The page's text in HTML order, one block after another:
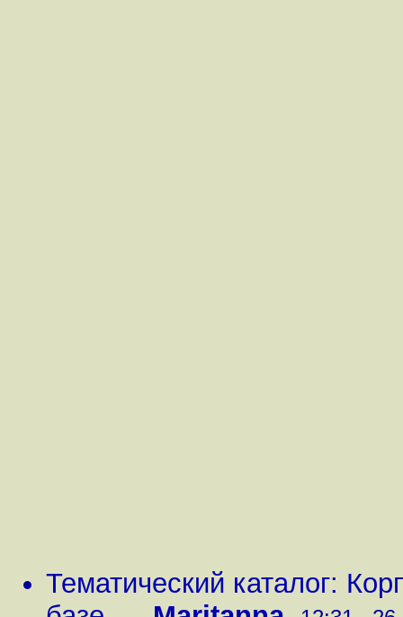
Тематический каталог: